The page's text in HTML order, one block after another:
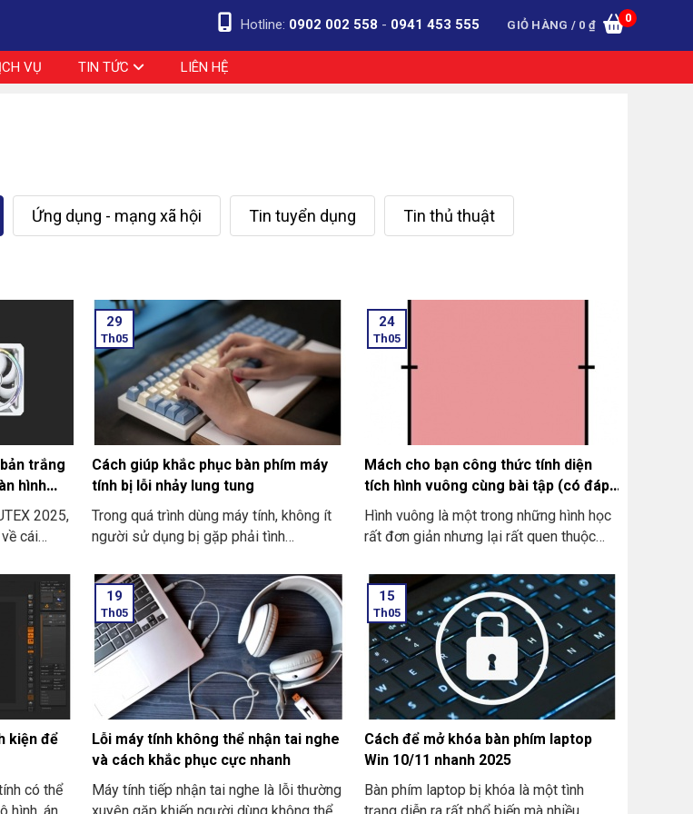
GIỎ HÀNG / 0 ₫
0
Hotline: 0902 002 558 - 0941 453 555
VỤ TIN TỨC LIÊN HỆ
Ứng dụng - mạng xã hội Tin tuyển dụng Tin thủ thuật
trắng
hình
2025,
cái
Series của
TUF
29
Th05
Cách giúp khắc phục bàn phím máy
tính bị lỗi nhảy lung tung
Trong quá trình dùng máy tính, không ít
người sử dụng bị gặp phải tình
tung. Gây ra sự khó chịu và ảnh hưởng
đến công việc hoặc là học tập của bạn.
Đây là một lỗi rất phổ biến thường xảy
ra. Và còn từ rất nhiều nguyên nhân khác
nữa. Như bị xung đột phần mềm và lỗi
driver hoặc thậm chí là do virus.
24
Th05
Mách cho bạn công thức tính diện
tích hình vuông cùng bài tập (có đáp
án)
Hình vuông là một trong những hình học
rất đơn giản nhưng lại rất quen thuộc
ta. Với đặc điểm các cạnh bằng nhau và
có các góc vuông, hình vuông rất dễ
dàng nhận diện và tính toán. Nếu như
bạn đang tìm hiểu về cách để tính diện
tích của hình vuông thì công thức cực dễ
nhớ và áp dụng. Trong bài viết này bạn
hãy cùng chúng tôi khám phá công thức
tính diện tích hình vuông, có kèm theo
một bài tập thực hành để bạn có thể
thực hiện luyện tập ngay nhé!
kiện để
có thể
hình, ánh
19
Th05
Lỗi máy tính không thể nhận tai nghe
và cách khắc phục cực nhanh
Máy tính tiếp nhận tai nghe là lỗi thường
xuyên gặp khiến người dùng không thể
15
Th05
Cách để mở khóa bàn phím laptop
Win 10/11 nhanh 2025
Bàn phím laptop bị khóa là một tình
trạng diễn ra rất phổ biến mà nhiều